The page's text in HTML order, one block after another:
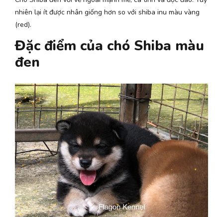
nhiên lại ít được nhân giống hơn so với shiba inu màu vàng
(red).
Đặc điểm của chó Shiba màu
đen